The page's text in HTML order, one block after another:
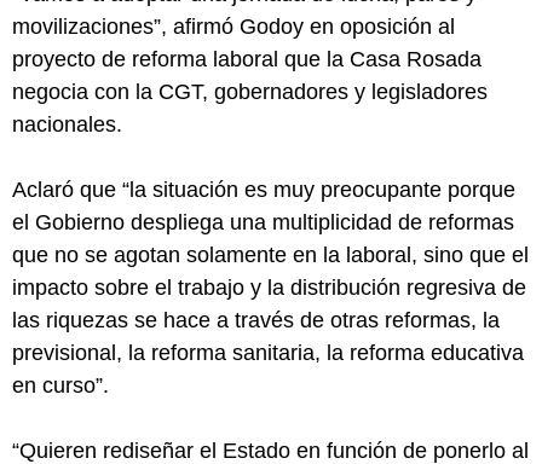
movilizaciones”, afirmó Godoy en oposición al
proyecto de reforma laboral que la Casa Rosada
negocia con la CGT, gobernadores y legisladores
nacionales.
Aclaró que “la situación es muy preocupante porque
el Gobierno despliega una multiplicidad de reformas
que no se agotan solamente en la laboral, sino que el
impacto sobre el trabajo y la distribución regresiva de
las riquezas se hace a través de otras reformas, la
previsional, la reforma sanitaria, la reforma educativa
en curso”.
“Quieren rediseñar el Estado en función de ponerlo al